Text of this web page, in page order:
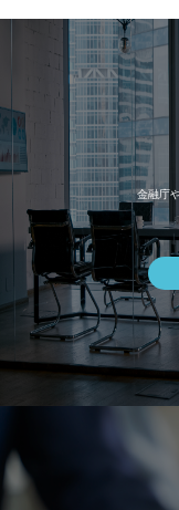
金融庁